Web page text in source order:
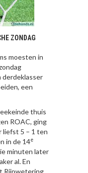
ZONDAG
moesten in
derdeklasser
een
thuis
ROAC, ging
liefst 5 – 1 ten
in de 14e
minuten later
al. En
Rijpwetering